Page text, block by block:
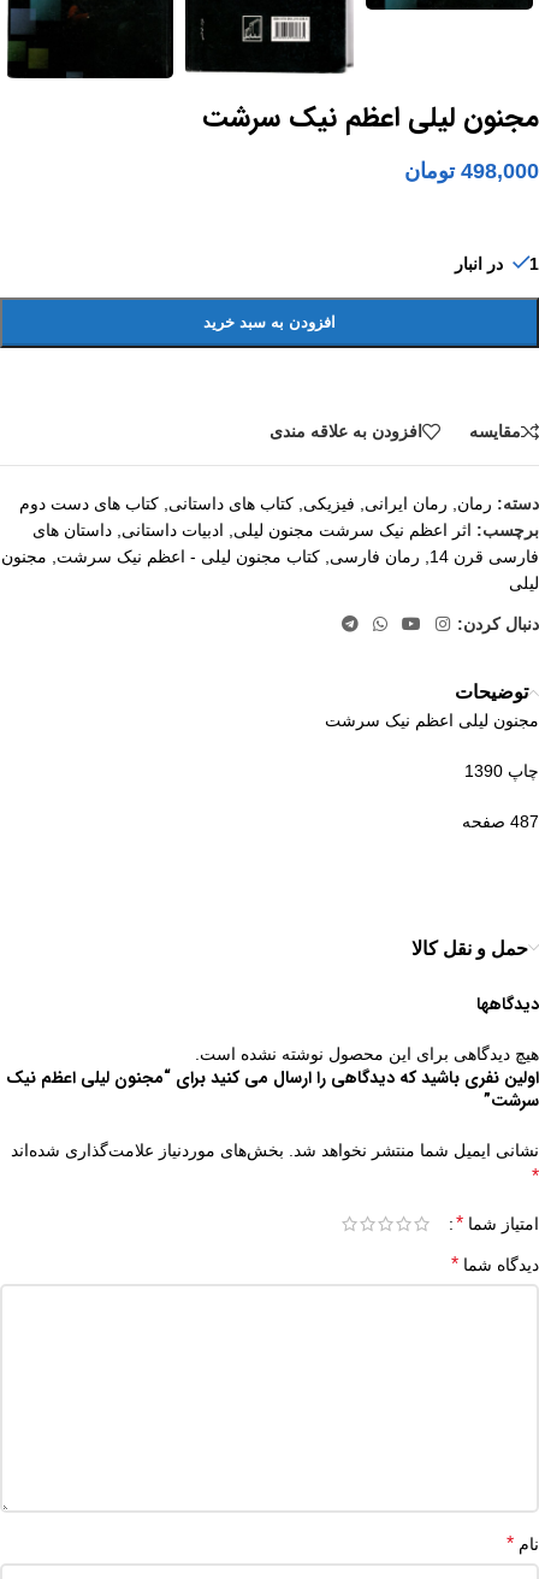
مجنون لیلی اعظم نیک سرشت
498,000 تومان
1 در انبار
افزودن به سبد خرید
مقايسه افزودن به علاقه مندی
دسته: رمان رمان ایرانی فیزیکی کتاب های داستانی کتاب های دست دوم
برچسب: اثر اعظم نیک سرشت مجنون لیلی ادبیات داستانی داستان های
فارسی قرن 14
رمان فارسی کتاب مجنون لیلی - اعظم نیک سرشت
مجنون
لیلی
دنبال کردن:
توضیحات
مجنون لیلی اعظم نیک سرشت
چاپ 1390
487 صفحه
حمل و نقل کالا
دیدگاهها
هیچ دیدگاهی برای این محصول نوشته نشده است.
اولین نفری باشید که دیدگاهی را ارسال می کنید برای “مجنون لیلی اعظم نیک
سرشت”
نشانی ایمیل شما منتشر نخواهد شد. بخش‌های موردنیاز علامت‌گذاری شده‌اند
*
امتیاز شما *
دیدگاه شما *
نام *